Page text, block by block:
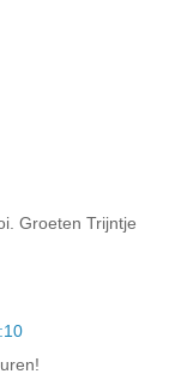
Groeten Trijntje